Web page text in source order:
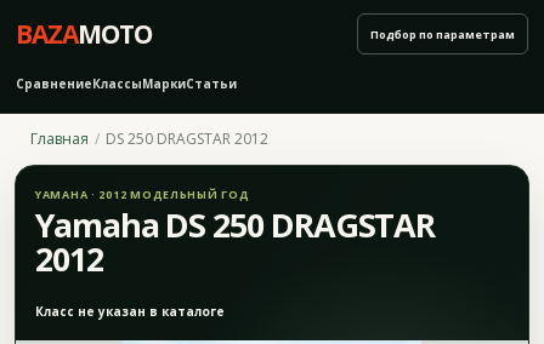
BAZAMOTO
СравнениеКлассыМаркиСтатьи
Подбор по параметрам
Главная DS 250 DRAGSTAR 2012
YAMAHA · 2012 МОДЕЛЬНЫЙ ГОД
Yamaha DS 250 DRAGSTAR
2012
Класс не указан в каталоге